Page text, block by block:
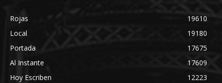
Rojas
19610
Local
19180
Portada
17675
Al Instante
17609
Hoy Escriben
12223